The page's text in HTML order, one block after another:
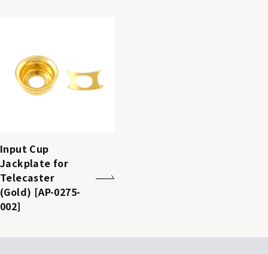
Input Cup
Jackplate for
Telecaster
(Gold) [AP-0275-
002]